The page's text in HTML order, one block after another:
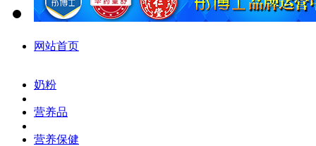
网站首页
奶粉
营养品
营养保健